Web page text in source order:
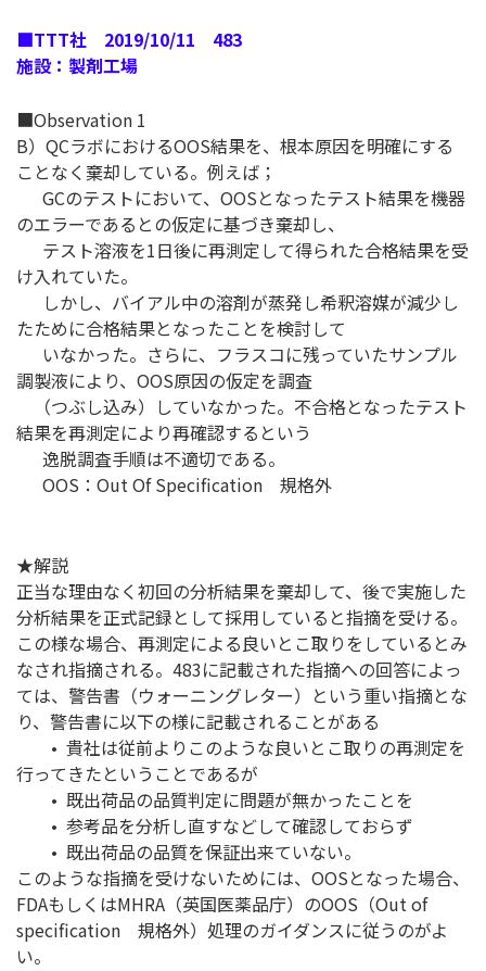
■TTT社 2019/10/11 483
施設：製剤工場
■Observation 1
B）QCラボにおけるOOS結果を、根本原因を明確にする
ことなく棄却している。例えば；
GCのテストにおいて、OOSとなったテスト結果を機器
のエラーであるとの仮定に基づき棄却し、
テスト溶液を1日後に再測定して得られた合格結果を受
け入れていた。
しかし、バイアル中の溶剤が蒸発し希釈溶媒が減少し
たために合格結果となったことを検討して
いなかった。さらに、フラスコに残っていたサンプル
調製液により、OOS原因の仮定を調査
（つぶし込み）していなかった。不合格となったテスト
結果を再測定により再確認するという
逸脱調査手順は不適切である。
OOS：Out Of Specification 規格外
★解説
正当な理由なく初回の分析結果を棄却して、後で実施した
分析結果を正式記録として採用していると指摘を受ける。
この様な場合、再測定による良いとこ取りをしているとみ
なされ指摘される。483に記載された指摘への回答によっ
ては、警告書（ウォーニングレター）という重い指摘とな
り、警告書に以下の様に記載されることがある
• 貴社は従前よりこのような良いとこ取りの再測定を
行ってきたということであるが
• 既出荷品の品質判定に問題が無かったことを
• 参考品を分析し直すなどして確認しておらず
• 既出荷品の品質を保証出来ていない。
このような指摘を受けないためには、OOSとなった場合、
FDAもしくはMHRA（英国医薬品庁）のOOS（Out of
specification 規格外）処理のガイダンスに従うのがよ
い。